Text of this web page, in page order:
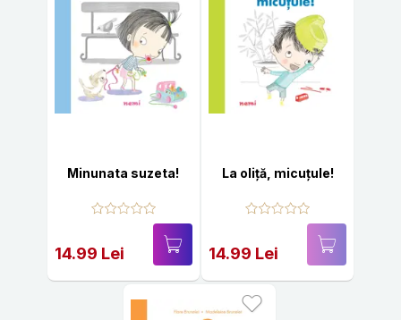
Minunata suzeta!
14.99 Lei
La oliță, micuțule!
14.99 Lei